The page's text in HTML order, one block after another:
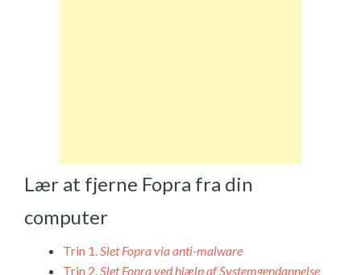
Lær at fjerne Fopra fra din
computer
Trin 1.Slet Fopra via anti-malware
Trin 2.Slet Fopra ved hjælp af Systemgendannelse